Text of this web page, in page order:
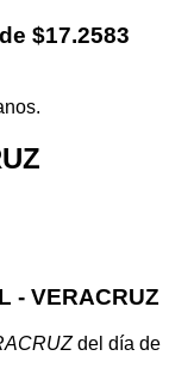
$17.2583
- VERACRUZ
del día de